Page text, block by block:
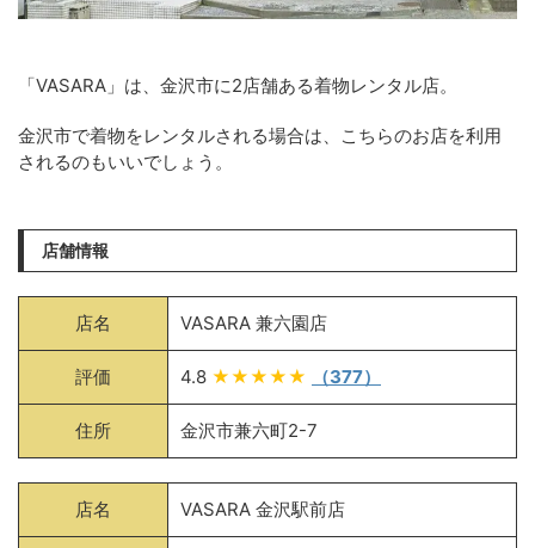
「VASARA」は、金沢市に2店舗ある着物レンタル店。
金沢市で着物をレンタルされる場合は、こちらのお店を利用
されるのもいいでしょう。
店舗情報
店名 VASARA 兼六園店
評価 4.8 ★★★★★ （377）
住所 金沢市兼六町2-7
店名 VASARA 金沢駅前店